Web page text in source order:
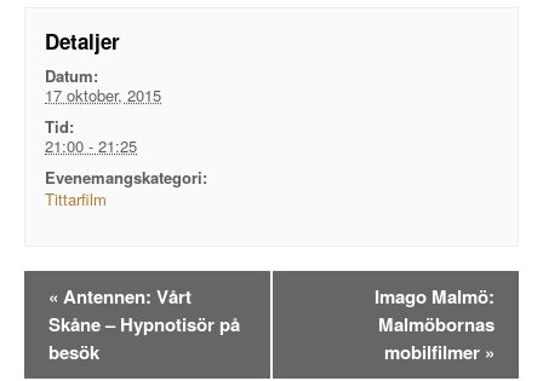
Detaljer
Datum:
17 oktober, 2015
Tid:
21:00 - 21:25
Evenemangskategori:
Tittarfilm
Evenemangsnavigation
« Antennen: Vårt
Skåne – Hypnotisör på
besök
Imago Malmö:
Malmöbornas
mobilfilmer »